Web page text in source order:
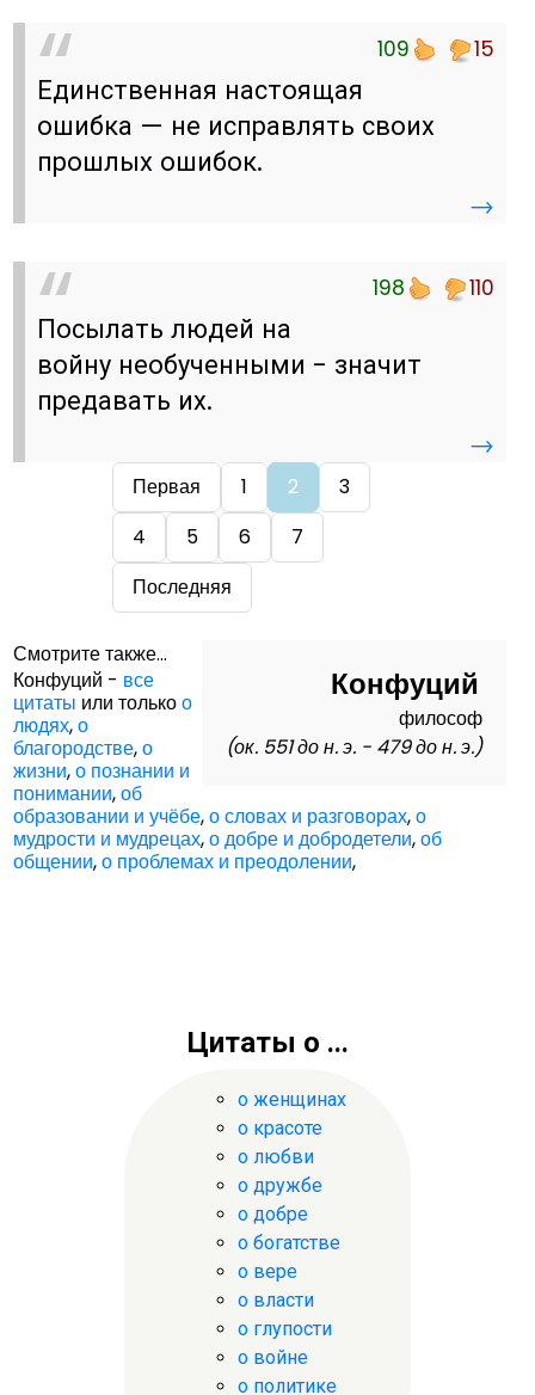
109 15
Единственная настоящая
ошибка — не исправлять своих
прошлых ошибок.
→
198 110
Посылать людей на
войну необученными - значит
предавать их.
→
Первая 1 2
3
4
5 6
7
Последняя
Конфуций
философ
(ок. 551 до н. э. - 479 до н. э.)
Смотрите также...
Конфуций - все
цитаты или толькоо
людях,о
благородстве,о
жизни,о познании и
понимании,об
образовании и учёбе,о словах и разговорах,о
мудрости и мудрецах,о добре и добродетели,об
общении,о проблемах и преодолении,
Цитаты о ...
о женщинах
о красоте
о любви
о дружбе
о добре
о богатстве
о вере
о власти
о глупости
о войне
о политике